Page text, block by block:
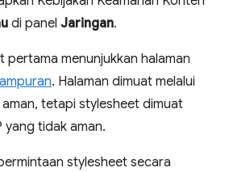
di panel Jaringan.
pertama menunjukkan halaman
. Halaman dimuat melalui
aman, tetapi stylesheet dimuat
yang tidak aman.
stylesheet secara